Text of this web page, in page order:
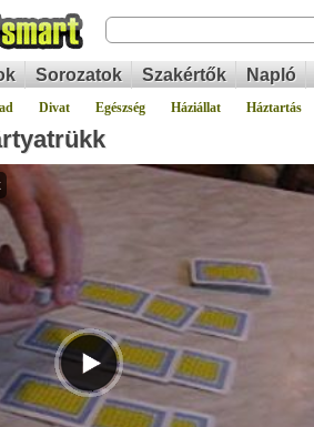
Sorozatok Szakértők Napló
Divat Egészség Háziállat Háztartás